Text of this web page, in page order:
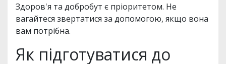
Здоров'я та добробут є пріоритетом. Не
вагайтеся звертатися за допомогою, якщо вона
вам потрібна.
Як підготуватися до